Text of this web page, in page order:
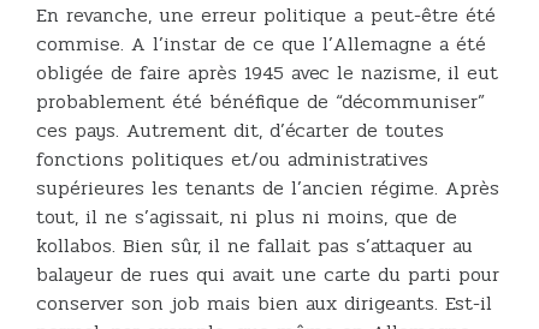
En revanche, une erreur politique a peut-être été
commise. A l’instar de ce que l’Allemagne a été
obligée de faire après 1945 avec le nazisme, il eut
probablement été bénéfique de “décommuniser”
ces pays. Autrement dit, d’écarter de toutes
fonctions politiques et/ou administratives
supérieures les tenants de l’ancien régime. Après
tout, il ne s’agissait, ni plus ni moins, que de
kollabos. Bien sûr, il ne fallait pas s’attaquer au
balayeur de rues qui avait une carte du parti pour
conserver son job mais bien aux dirigeants. Est-il